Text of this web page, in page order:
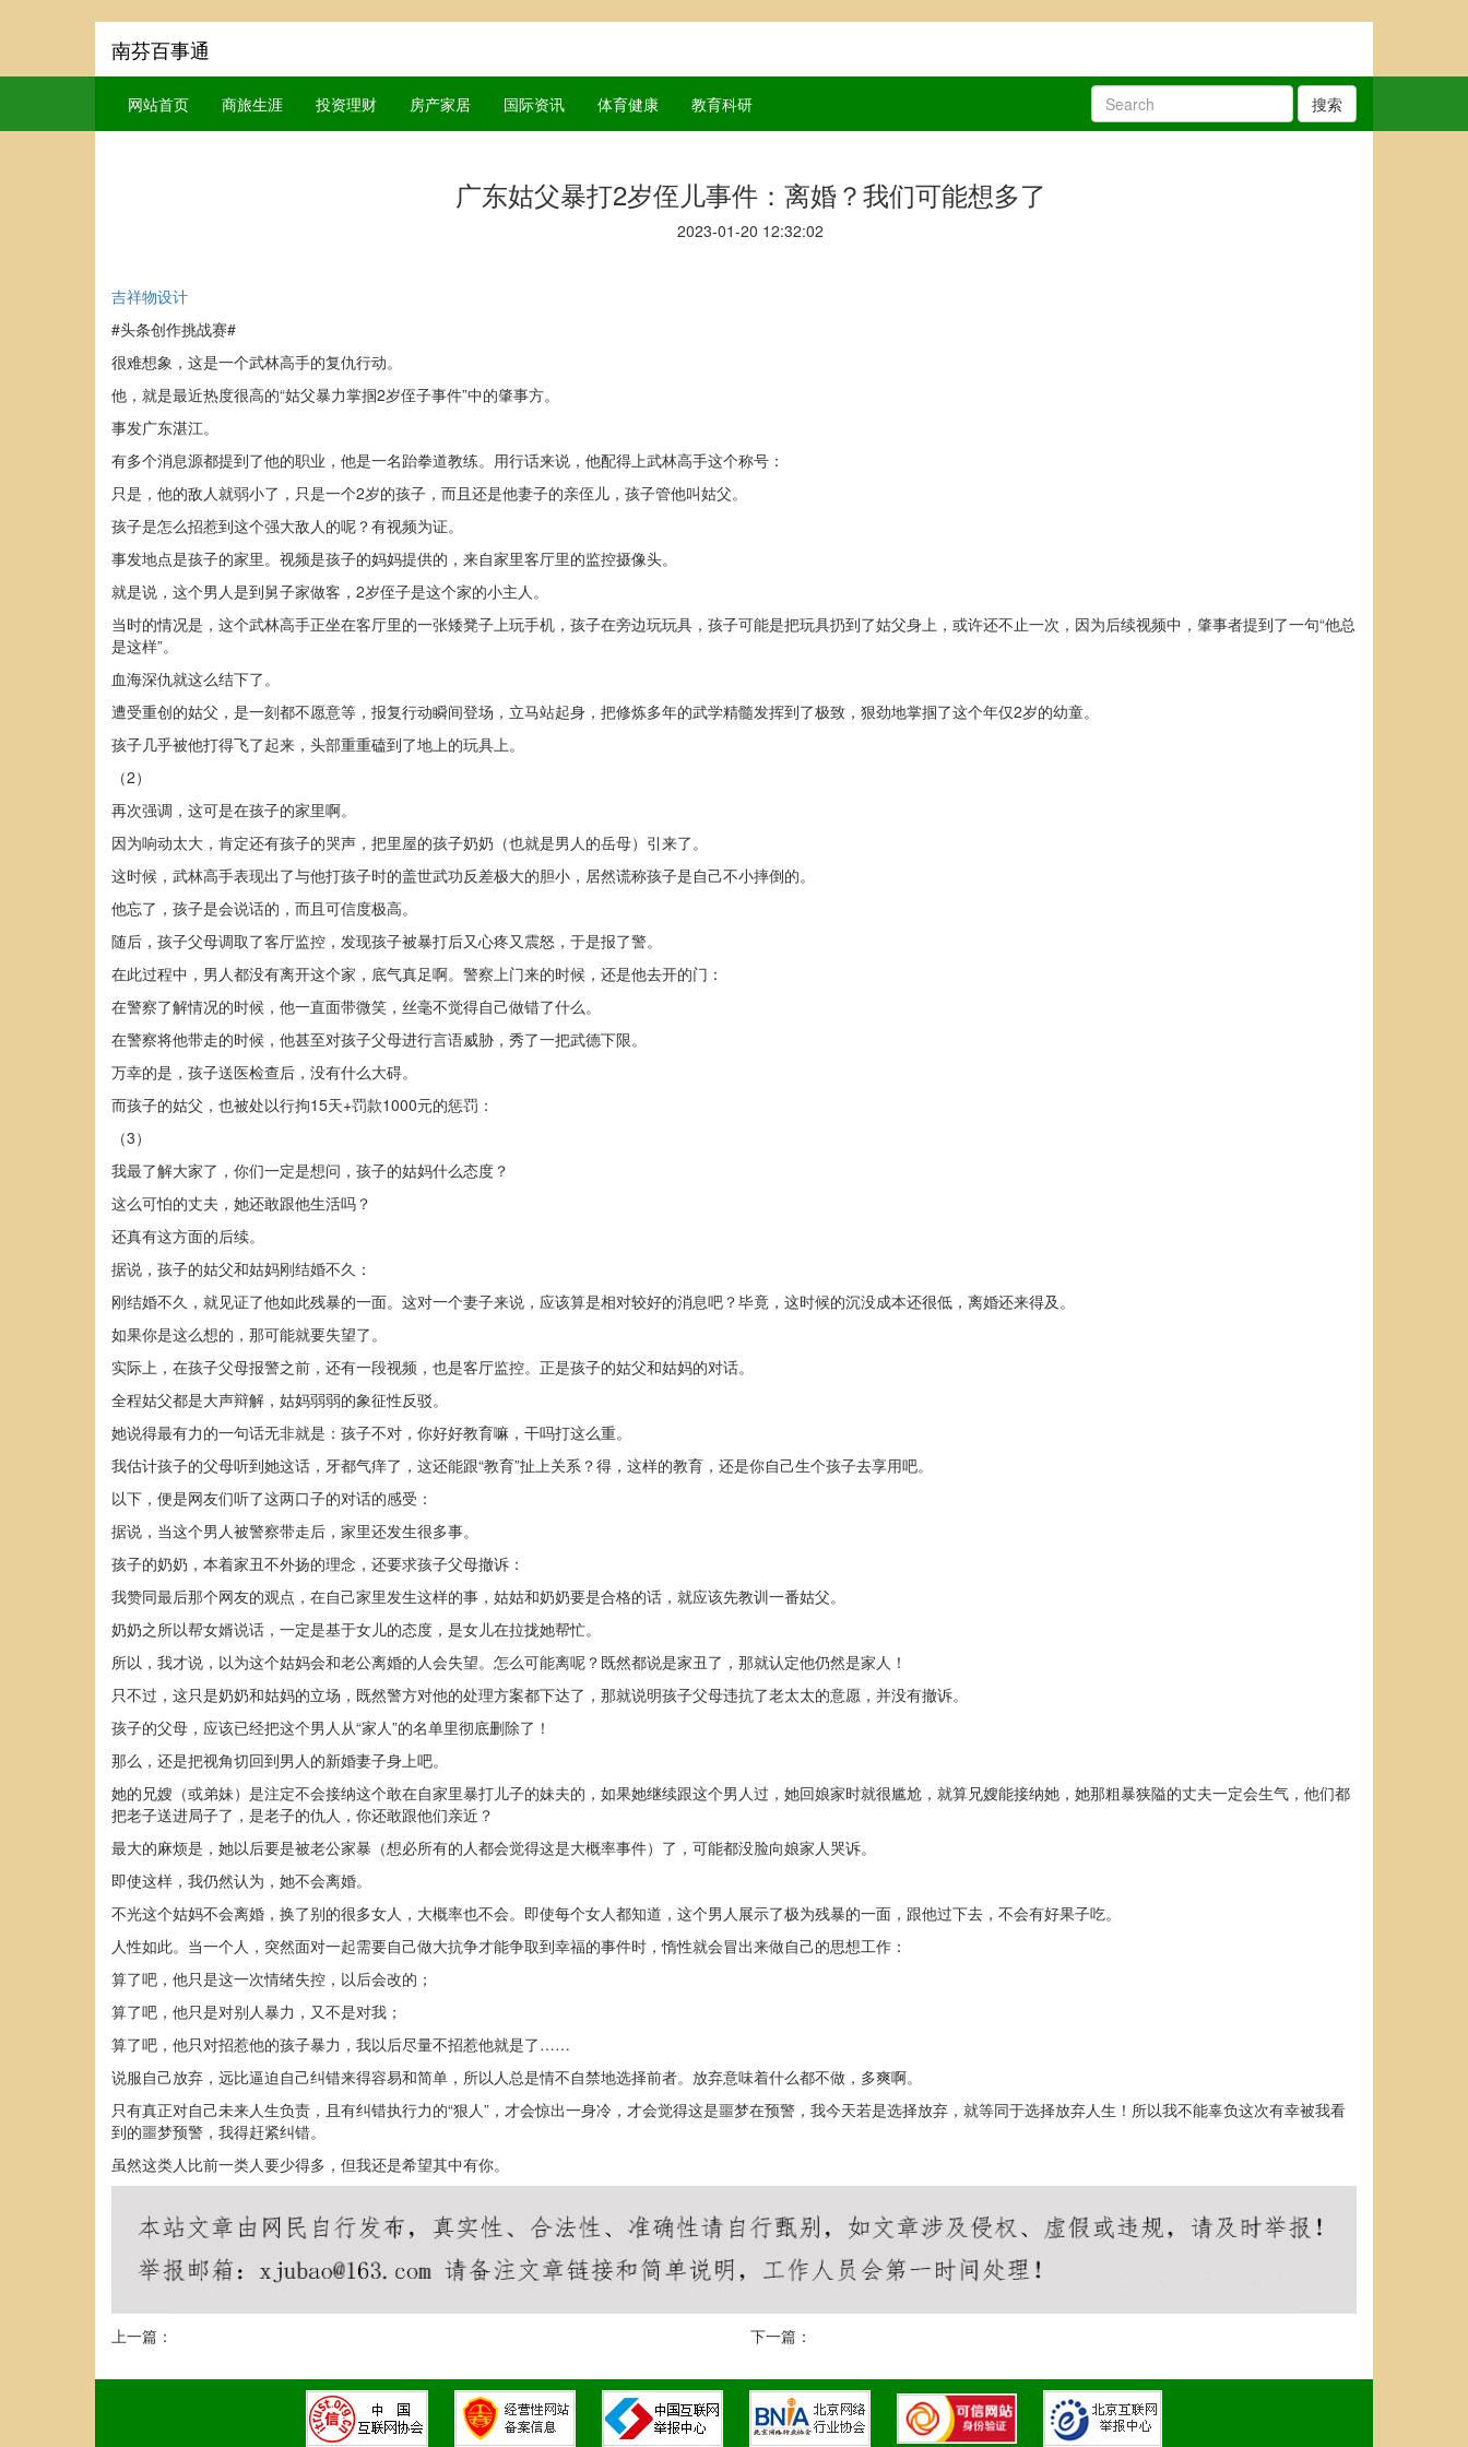
南芬百事通
网站首页 商旅生涯 投资理财 房产家居 国际资讯 体育健康 教育科研 搜索
广东姑父暴打2岁侄儿事件：离婚？我们可能想多了
2023-01-20 12:32:02
吉祥物设计
#头条创作挑战赛#
很难想象，这是一个武林高手的复仇行动。
他，就是最近热度很高的“姑父暴力掌掴2岁侄子事件”中的肇事方。
事发广东湛江。
有多个消息源都提到了他的职业，他是一名跆拳道教练。用行话来说，他配得上武林高手这个称号：
只是，他的敌人就弱小了，只是一个2岁的孩子，而且还是他妻子的亲侄儿，孩子管他叫姑父。
孩子是怎么招惹到这个强大敌人的呢？有视频为证。
事发地点是孩子的家里。视频是孩子的妈妈提供的，来自家里客厅里的监控摄像头。
就是说，这个男人是到舅子家做客，2岁侄子是这个家的小主人。
当时的情况是，这个武林高手正坐在客厅里的一张矮凳子上玩手机，孩子在旁边玩玩具，孩子可能是把玩具扔到了姑父身上，或许还不止一次，因为后续视频中，肇事者提到了一句“他总
是这样”。
血海深仇就这么结下了。
遭受重创的姑父，是一刻都不愿意等，报复行动瞬间登场，立马站起身，把修炼多年的武学精髓发挥到了极致，狠劲地掌掴了这个年仅2岁的幼童。
孩子几乎被他打得飞了起来，头部重重磕到了地上的玩具上。
（2）
再次强调，这可是在孩子的家里啊。
因为响动太大，肯定还有孩子的哭声，把里屋的孩子奶奶（也就是男人的岳母）引来了。
这时候，武林高手表现出了与他打孩子时的盖世武功反差极大的胆小，居然谎称孩子是自己不小摔倒的。
他忘了，孩子是会说话的，而且可信度极高。
随后，孩子父母调取了客厅监控，发现孩子被暴打后又心疼又震怒，于是报了警。
在此过程中，男人都没有离开这个家，底气真足啊。警察上门来的时候，还是他去开的门：
在警察了解情况的时候，他一直面带微笑，丝毫不觉得自己做错了什么。
在警察将他带走的时候，他甚至对孩子父母进行言语威胁，秀了一把武德下限。
万幸的是，孩子送医检查后，没有什么大碍。
而孩子的姑父，也被处以行拘15天+罚款1000元的惩罚：
（3）
我最了解大家了，你们一定是想问，孩子的姑妈什么态度？
这么可怕的丈夫，她还敢跟他生活吗？
还真有这方面的后续。
据说，孩子的姑父和姑妈刚结婚不久：
刚结婚不久，就见证了他如此残暴的一面。这对一个妻子来说，应该算是相对较好的消息吧？毕竟，这时候的沉没成本还很低，离婚还来得及。
如果你是这么想的，那可能就要失望了。
实际上，在孩子父母报警之前，还有一段视频，也是客厅监控。正是孩子的姑父和姑妈的对话。
全程姑父都是大声辩解，姑妈弱弱的象征性反驳。
她说得最有力的一句话无非就是：孩子不对，你好好教育嘛，干吗打这么重。
我估计孩子的父母听到她这话，牙都气痒了，这还能跟“教育”扯上关系？得，这样的教育，还是你自己生个孩子去享用吧。
以下，便是网友们听了这两口子的对话的感受：
据说，当这个男人被警察带走后，家里还发生很多事。
孩子的奶奶，本着家丑不外扬的理念，还要求孩子父母撤诉：
我赞同最后那个网友的观点，在自己家里发生这样的事，姑姑和奶奶要是合格的话，就应该先教训一番姑父。
奶奶之所以帮女婿说话，一定是基于女儿的态度，是女儿在拉拢她帮忙。
所以，我才说，以为这个姑妈会和老公离婚的人会失望。怎么可能离呢？既然都说是家丑了，那就认定他仍然是家人！
只不过，这只是奶奶和姑妈的立场，既然警方对他的处理方案都下达了，那就说明孩子父母违抗了老太太的意愿，并没有撤诉。
孩子的父母，应该已经把这个男人从“家人”的名单里彻底删除了！
那么，还是把视角切回到男人的新婚妻子身上吧。
她的兄嫂（或弟妹）是注定不会接纳这个敢在自家里暴打儿子的妹夫的，如果她继续跟这个男人过，她回娘家时就很尴尬，就算兄嫂能接纳她，她那粗暴狭隘的丈夫一定会生气，他们都
把老子送进局子了，是老子的仇人，你还敢跟他们亲近？
最大的麻烦是，她以后要是被老公家暴（想必所有的人都会觉得这是大概率事件）了，可能都没脸向娘家人哭诉。
即使这样，我仍然认为，她不会离婚。
不光这个姑妈不会离婚，换了别的很多女人，大概率也不会。即使每个女人都知道，这个男人展示了极为残暴的一面，跟他过下去，不会有好果子吃。
人性如此。当一个人，突然面对一起需要自己做大抗争才能争取到幸福的事件时，惰性就会冒出来做自己的思想工作：
算了吧，他只是这一次情绪失控，以后会改的；
算了吧，他只是对别人暴力，又不是对我；
算了吧，他只对招惹他的孩子暴力，我以后尽量不招惹他就是了……
说服自己放弃，远比逼迫自己纠错来得容易和简单，所以人总是情不自禁地选择前者。放弃意味着什么都不做，多爽啊。
只有真正对自己未来人生负责，且有纠错执行力的“狠人”，才会惊出一身冷，才会觉得这是噩梦在预警，我今天若是选择放弃，就等同于选择放弃人生！所以我不能辜负这次有幸被我看
到的噩梦预警，我得赶紧纠错。
虽然这类人比前一类人要少得多，但我还是希望其中有你。
上一篇： 下一篇：